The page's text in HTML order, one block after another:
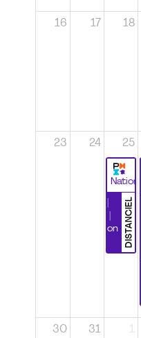
16 17 18
23 24 25
DISTANCIEL
Certification
30 31 1